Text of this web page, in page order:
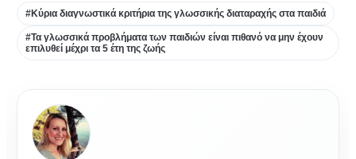
#Κύρια διαγνωστικά κριτήρια της γλωσσικής διαταραχής στα παιδιά
#Τα γλωσσικά προβλήματα των παιδιών είναι πιθανό να μην έχουν
επιλυθεί μέχρι τα 5 έτη της ζωής